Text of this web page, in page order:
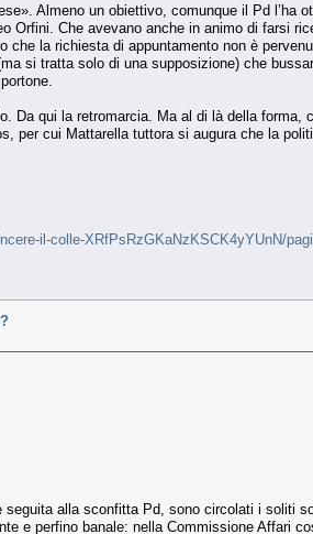
Almeno un obiettivo, comunque il Pd l’ha
Orfini. Che avevano anche in animo di farsi
la richiesta di appuntamento non è
si tratta solo di una supposizione) che
Da qui la retromarcia. Ma al di là della forma,
per cui Mattarella tuttora si augura che la
il-colle-XRfPsRzGKaNzKSCK4yYUnN/
alla sconfitta Pd, sono circolati i soliti
e perfino banale: nella Commissione Affari